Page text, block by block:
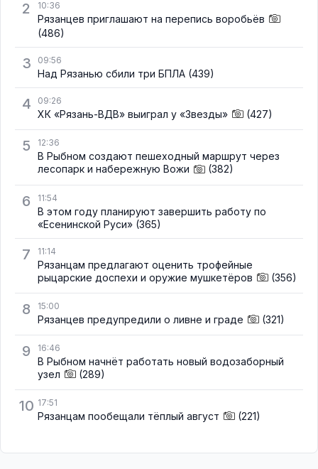
2 10:36
Рязанцев приглашают на перепись воробьёв
(486)
3 09:56
Над Рязанью сбили три БПЛА (439)
4 09:26
ХК «Рязань-ВДВ» выиграл у «Звезды» (427)
5 12:36
В Рыбном создают пешеходный маршрут через
лесопарк и набережную Вожи
(382)
6 11:54
В этом году планируют завершить работу по
«Есенинской Руси» (365)
7 11:14
Рязанцам предлагают оценить трофейные
рыцарские доспехи и оружие мушкетёров
(356)
8 15:00
Рязанцев предупредили о ливне и граде (321)
9 16:46
В Рыбном начнёт работать новый водозаборный
узел
(289)
10 17:51
Рязанцам пообещали тёплый август (221)